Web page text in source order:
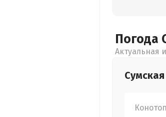
Погода
Актуальная
Сумская
Конотоп